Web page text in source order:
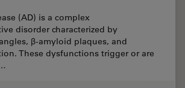
(AD) is a complex
disorder characterized by
β-amyloid plaques, and
These dysfunctions trigger or are